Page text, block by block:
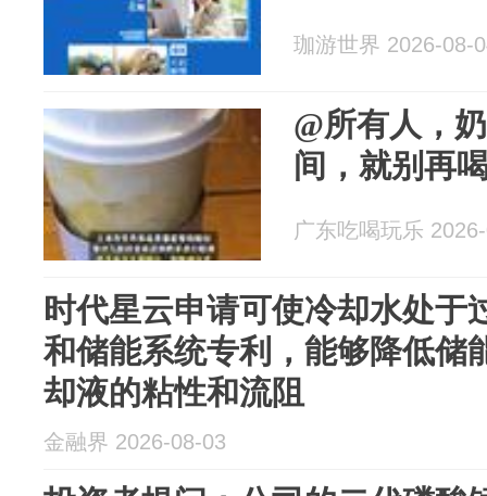
珈游世界 2026-08-
@所有人，
间，就别再
广东吃喝玩乐
时代星云申请可使冷却水处于
和储能系统专利，能够降低储
却液的粘性和流阻
金融界 2026-08-03